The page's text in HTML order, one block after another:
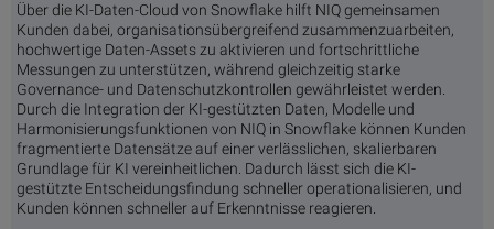
Über die KI-Daten-Cloud von Snowflake hilft NIQ gemeinsamen
Kunden dabei, organisationsübergreifend zusammenzuarbeiten,
hochwertige Daten-Assets zu aktivieren und fortschrittliche
Messungen zu unterstützen, während gleichzeitig starke
Governance- und Datenschutzkontrollen gewährleistet werden.
Durch die Integration der KI-gestützten Daten, Modelle und
Harmonisierungsfunktionen von NIQ in Snowflake können Kunden
fragmentierte Datensätze auf einer verlässlichen, skalierbaren
Grundlage für KI vereinheitlichen. Dadurch lässt sich die KI-
gestützte Entscheidungsfindung schneller operationalisieren, und
Kunden können schneller auf Erkenntnisse reagieren.